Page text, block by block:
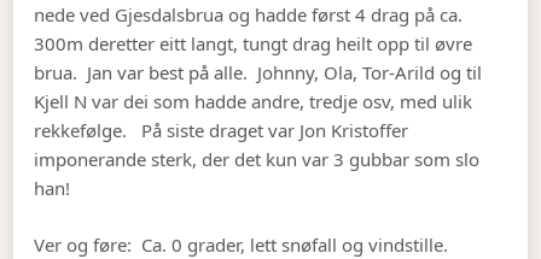
nede ved Gjesdalsbrua og hadde først 4 drag på ca.
300m deretter eitt langt, tungt drag heilt opp til øvre
brua. Jan var best på alle. Johnny, Ola, Tor-Arild og til
Kjell N var dei som hadde andre, tredje osv, med ulik
rekkefølge. På siste draget var Jon Kristoffer
imponerande sterk, der det kun var 3 gubbar som slo
han!
Ver og føre: Ca. 0 grader, lett snøfall og vindstille.